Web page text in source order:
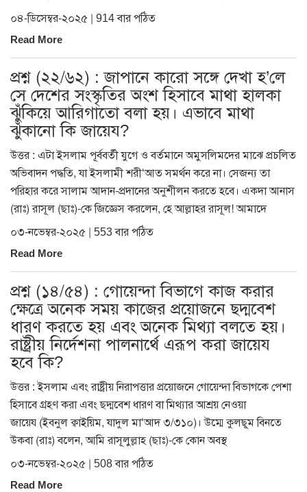
০৪-ডিসেম্বর-২০২৫ | 914 বার পঠিত
Read More
প্রশ্ন (২২/৬২) : জাপানে কারো সঙ্গে দেখা হ’লে
সে দেশের সংস্কৃতির অংশ হিসাবে মাথা হালকা
ঝুঁকিয়ে আরিগাতো বলা হয়। এভাবে মাথা
ঝুঁকানো কি জায়েয?
উত্তর : এটা ইসলাম পূর্ববর্তী যুগে ও বর্তমানে অমুসলিমদের মাঝে প্রচলিত
অভিবাদন পদ্ধতি, যা ইসলামী শরী‘আত সমর্থন করে না। সেজন্য তা
পরিহার করে সালাম আদান-প্রদানের অনুশীলন করতে হবে। একদা আনাস
(রাঃ) রাসূল (ছাঃ)-কে জিজ্ঞেস করলেন, হে আল্লাহর রাসূল! আমাদে
০৩-নভেম্বর-২০২৫ | 553 বার পঠিত
Read More
প্রশ্ন (১৪/৫৪) : গোয়েন্দা বিভাগে কাজ করার
ক্ষেত্রে অনেক সময় কাজের প্রয়োজনে ছদ্মবেশ
ধারণ করতে হয় এবং অনেক মিথ্যা বলতে হয়।
রাষ্ট্রীয় নির্দেশনা পালনার্থে এরূপ করা জায়েয
হবে কি?
উত্তর : ইসলাম এবং রাষ্ট্রীয় নিরাপত্তার প্রয়োজনে গোয়েন্দা বিভাগকে পেশা
হিসাবে গ্রহণ করা এবং ছদ্মবেশ ধারণ বা মিথ্যার আশ্রয় নেওয়া
জায়েয (ইবনুল ক্বাইয়িম, যাদুল মা‘আদ ৩/৩১০)। উম্মে কুলছূম বিনতে
উকবা (রাঃ) বলেন, আমি রাসূলুল্লাহ (ছাঃ)-কে কোন অবস্থ
০৩-নভেম্বর-২০২৫ | 508 বার পঠিত
Read More